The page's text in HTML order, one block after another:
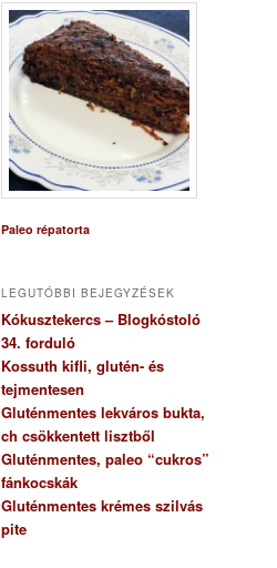
Paleo répatorta
LEGUTÓBBI BEJEGYZÉSEK
Kókusztekercs – Blogkóstoló
34. forduló
Kossuth kifli, glutén- és
tejmentesen
Gluténmentes lekváros bukta,
ch csökkentett lisztből
Gluténmentes, paleo “cukros”
fánkocskák
Gluténmentes krémes szilvás
pite